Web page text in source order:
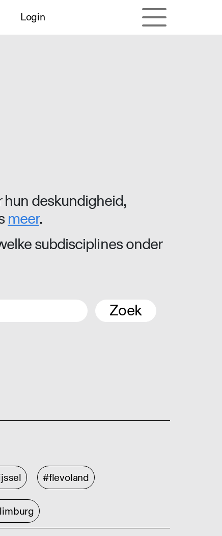
Login
deskundigheid,
meer.
subdisciplines onder
Zoek
#flevoland